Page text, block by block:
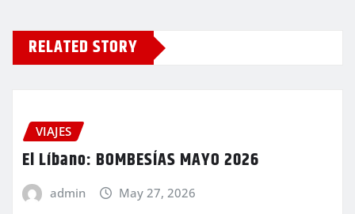
RELATED STORY
VIAJES
El Líbano: BOMBESÍAS MAYO 2026
admin May 27, 2026